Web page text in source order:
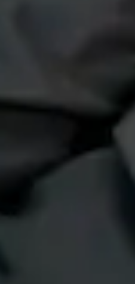
Fundament richtig. In
sagt jemand: 'Ich geh bald
hast
bevor das Unternehmen es
und betreute IT-Infrastruktur